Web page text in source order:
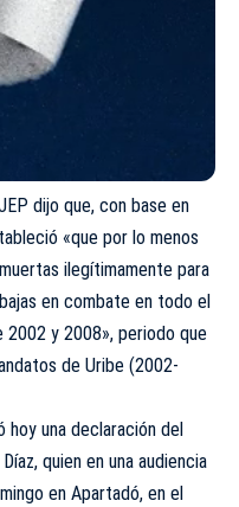
dijo que, con base en
«que por lo menos
ilegítimamente para
en combate en todo el
y 2008», periodo que
de Uribe (2002-
una declaración del
quien en una audiencia
en Apartadó, en el